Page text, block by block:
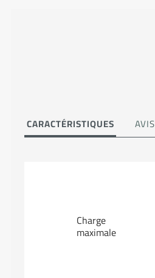
CARACTÉRISTIQUES AVIS
Charge
maximale